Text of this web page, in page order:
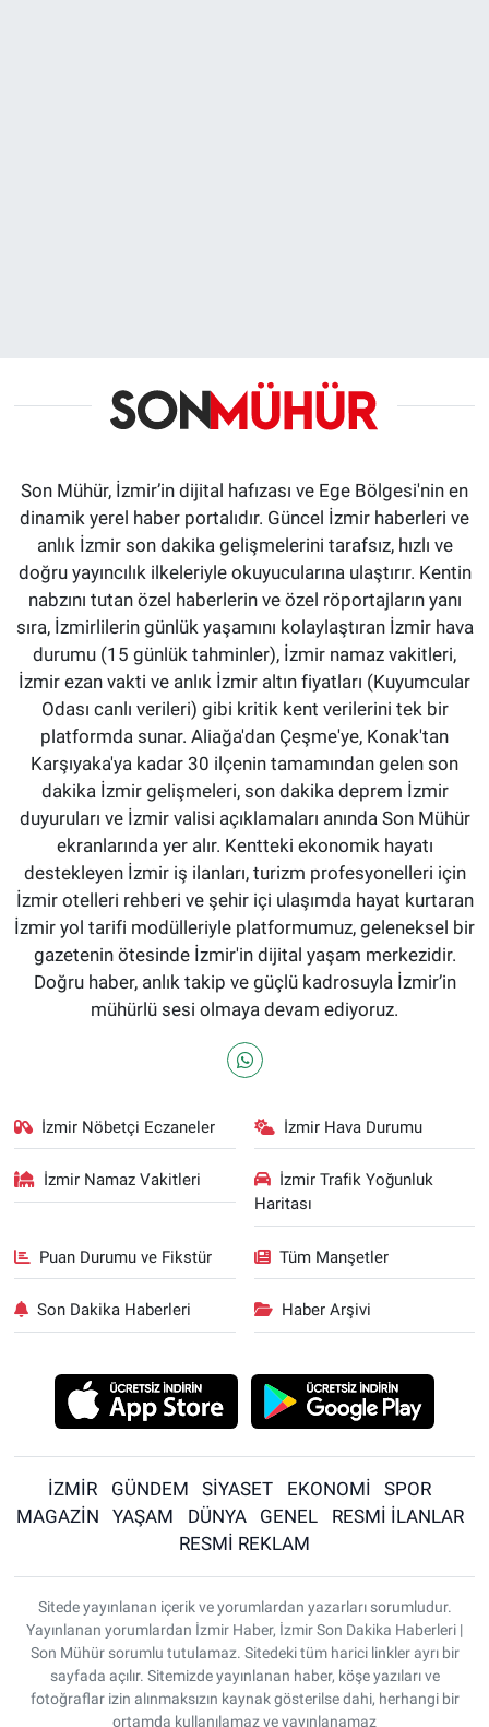
Son Mühür, İzmir’in dijital hafızası ve Ege Bölgesi'nin en
dinamik yerel haber portalıdır. Güncel İzmir haberleri ve
anlık İzmir son dakika gelişmelerini tarafsız, hızlı ve
doğru yayıncılık ilkeleriyle okuyucularına ulaştırır. Kentin
nabzını tutan özel haberlerin ve özel röportajların yanı
sıra, İzmirlilerin günlük yaşamını kolaylaştıran İzmir hava
durumu (15 günlük tahminler), İzmir namaz vakitleri,
İzmir ezan vakti ve anlık İzmir altın fiyatları (Kuyumcular
Odası canlı verileri) gibi kritik kent verilerini tek bir
platformda sunar. Aliağa'dan Çeşme'ye, Konak'tan
Karşıyaka'ya kadar 30 ilçenin tamamından gelen son
dakika İzmir gelişmeleri, son dakika deprem İzmir
duyuruları ve İzmir valisi açıklamaları anında Son Mühür
ekranlarında yer alır. Kentteki ekonomik hayatı
destekleyen İzmir iş ilanları, turizm profesyonelleri için
İzmir otelleri rehberi ve şehir içi ulaşımda hayat kurtaran
İzmir yol tarifi modülleriyle platformumuz, geleneksel bir
gazetenin ötesinde İzmir'in dijital yaşam merkezidir.
Doğru haber, anlık takip ve güçlü kadrosuyla İzmir’in
mühürlü sesi olmaya devam ediyoruz.
İzmir Nöbetçi Eczaneler İzmir Hava Durumu
İzmir Namaz Vakitleri
İzmir Trafik Yoğunluk
Haritası
Puan Durumu ve Fikstür Tüm Manşetler
Son Dakika Haberleri Haber Arşivi
İZMİR GÜNDEM SİYASET EKONOMİ
SPOR
MAGAZİN
YAŞAM DÜNYA GENEL
RESMİ İLANLAR
RESMİ REKLAM
Sitede yayınlanan içerik ve yorumlardan yazarları sorumludur.
Yayınlanan yorumlardan İzmir Haber, İzmir Son Dakika Haberleri |
Son Mühür sorumlu tutulamaz. Sitedeki tüm harici linkler ayrı bir
sayfada açılır. Sitemizde yayınlanan haber, köşe yazıları ve
fotoğraflar izin alınmaksızın kaynak gösterilse dahi, herhangi bir
ortamda kullanılamaz ve yayınlanamaz